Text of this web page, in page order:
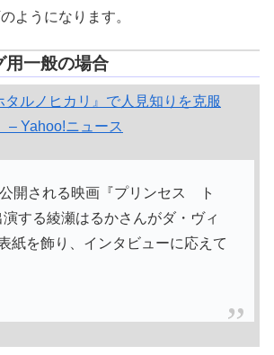
ようになります。
用一般の場合
ルノヒカリ』で人見知りを克服
– Yahoo!ニュース
開される映画『プリンセス ト
する綾瀬はるかさんがダ・ヴィ
紙を飾り、インタビューに応えて